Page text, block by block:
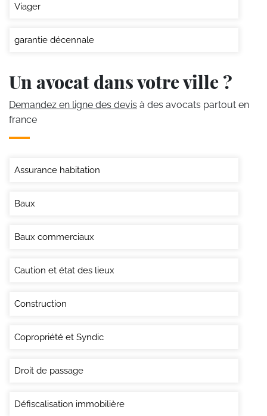
Viager
garantie décennale
Un avocat dans votre ville ?
Demandez en ligne des devis à des avocats partout en
france
Assurance habitation
Baux
Baux commerciaux
Caution et état des lieux
Construction
Copropriété et Syndic
Droit de passage
Défiscalisation immobilière